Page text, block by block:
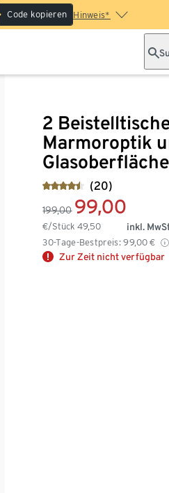
Code kopieren Hinweis*
2
Marmoroptik
Glasoberfläche
(20)
199,00 99,00
€/Stück49,50
30-Tage-Bestpreis: 99,00 €
inkl.
Zur Zeit nicht verfügbar